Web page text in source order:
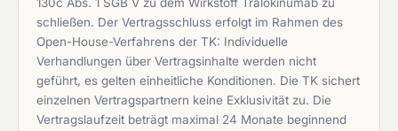
schließen. Der Vertragsschluss erfolgt im Rahmen des
Open-House-Verfahrens der TK: Individuelle
Verhandlungen über Vertragsinhalte werden nicht
geführt, es gelten einheitliche Konditionen. Die TK sichert
einzelnen Vertragspartnern keine Exklusivität zu. Die
Vertragslaufzeit beträgt maximal 24 Monate beginnend